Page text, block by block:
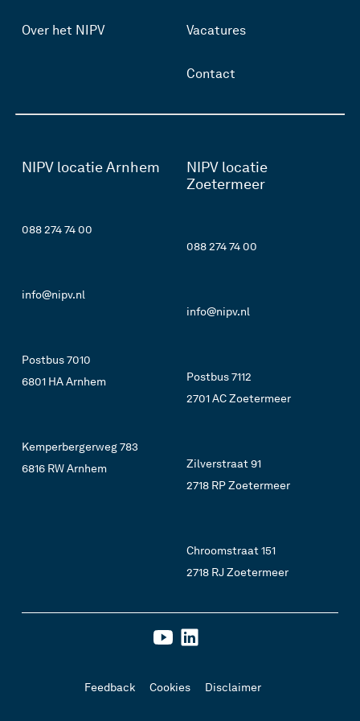
Over het NIPV Vacatures
Contact
NIPV locatie Arnhem
088 274 74 00
info@nipv.nl
Postbus 7010
6801 HA Arnhem
Kemperbergerweg 783
6816 RW Arnhem
NIPV locatie
Zoetermeer
088 274 74 00
info@nipv.nl
Postbus 7112
2701 AC Zoetermeer
Zilverstraat 91
2718 RP Zoetermeer
Chroomstraat 151
2718 RJ Zoetermeer
Feedback Cookies Disclaimer